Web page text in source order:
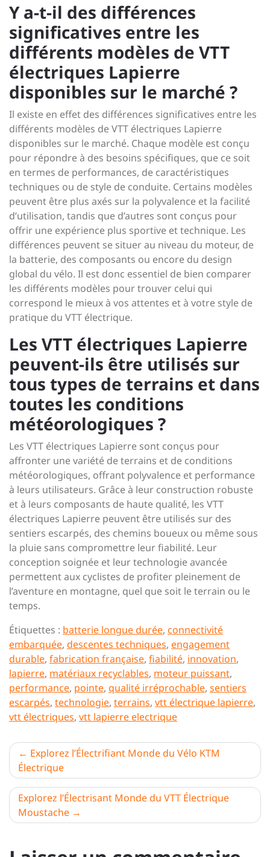
Y a-t-il des différences
significatives entre les
différents modèles de VTT
électriques Lapierre
disponibles sur le marché ?
Il existe en effet des différences significatives entre les
différents modèles de VTT électriques Lapierre
disponibles sur le marché. Chaque modèle est conçu
pour répondre à des besoins spécifiques, que ce soit
en termes de performances, de caractéristiques
techniques ou de style de conduite. Certains modèles
peuvent être plus axés sur la polyvalence et la facilité
d’utilisation, tandis que d’autres sont conçus pour
offrir une expérience plus sportive et technique. Les
différences peuvent se situer au niveau du moteur, de
la batterie, des composants ou encore du design
global du vélo. Il est donc essentiel de bien comparer
les différents modèles pour trouver celui qui
correspond le mieux à vos attentes et à votre style de
pratique du VTT électrique.
Les VTT électriques Lapierre
peuvent-ils être utilisés sur
tous types de terrains et dans
toutes les conditions
météorologiques ?
Les VTT électriques Lapierre sont conçus pour
affronter une variété de terrains et de conditions
météorologiques, offrant polyvalence et performance
à leurs utilisateurs. Grâce à leur construction robuste
et à leurs composants de haute qualité, les VTT
électriques Lapierre peuvent être utilisés sur des
sentiers escarpés, des chemins boueux ou même sous
la pluie sans compromettre leur fiabilité. Leur
conception soignée et leur technologie avancée
permettent aux cyclistes de profiter pleinement de
l’aventure en montagne, quel que soit le terrain ou le
temps.
Étiquettes : batterie longue durée, connectivité
embarquée, descentes techniques, engagement
durable, fabrication française, fiabilité, innovation,
lapierre, matériaux recyclables, moteur puissant,
performance, pointe, qualité irréprochable, sentiers
escarpés, technologie, terrains, vtt électrique lapierre,
vtt électriques, vtt lapierre electrique
Navigation
de
l’article
Explorez l’Électrifiant Monde du Vélo KTM
Électrique
Explorez l’Électrisant Monde du VTT Électrique
Moustache